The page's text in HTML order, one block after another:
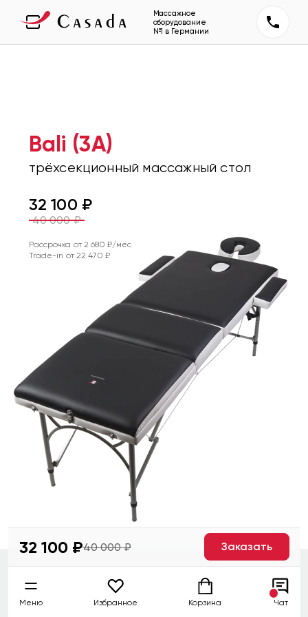
Массажное
оборудование
№1 в Германии
Bali (3A)
трёхсекционный массажный стол
32 100 ₽
40 000₽
Рассрочка от2 680 ₽/мес
Trade-in от 22 470 ₽
32 100 ₽40 000 ₽ Заказать
Меню Избранное Корзина Чат